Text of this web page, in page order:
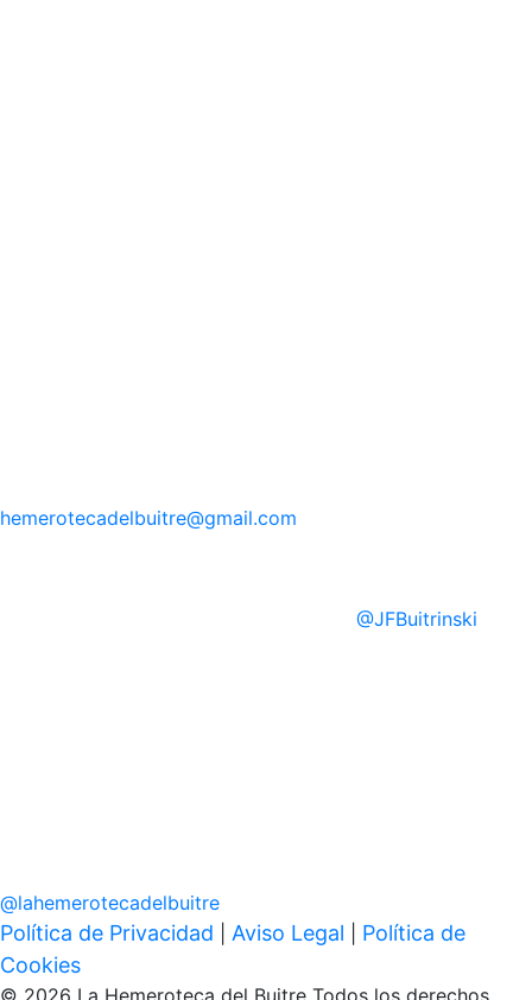
hemerotecadelbuitre@gmail.com
@JFBuitrinski
@lahemerotecadelbuitre
Política de Privacidad Aviso Legal
Política de
Cookies
© 2026 La Hemeroteca del Buitre Todos los derechos